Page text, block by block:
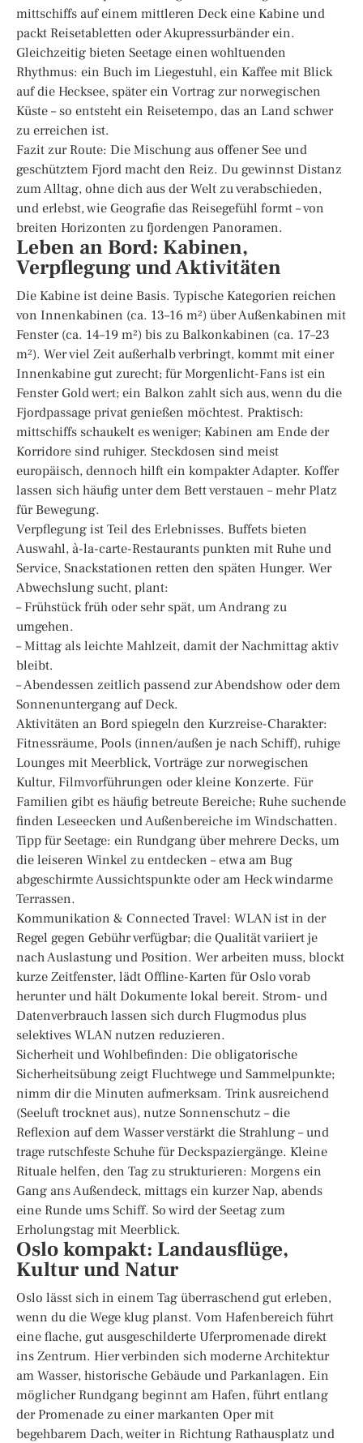
mittschiffs auf einem mittleren Deck eine Kabine und
packt Reisetabletten oder Akupressurbänder ein.
Gleichzeitig bieten Seetage einen wohltuenden
Rhythmus: ein Buch im Liegestuhl, ein Kaffee mit Blick
auf die Hecksee, später ein Vortrag zur norwegischen
Küste – so entsteht ein Reisetempo, das an Land schwer
zu erreichen ist.
Fazit zur Route: Die Mischung aus offener See und
geschütztem Fjord macht den Reiz. Du gewinnst Distanz
zum Alltag, ohne dich aus der Welt zu verabschieden,
und erlebst, wie Geografie das Reisegefühl formt – von
breiten Horizonten zu fjordengen Panoramen.
Leben an Bord: Kabinen,
Verpflegung und Aktivitäten
Die Kabine ist deine Basis. Typische Kategorien reichen
von Innenkabinen (ca. 13–16 m²) über Außenkabinen mit
Fenster (ca. 14–19 m²) bis zu Balkonkabinen (ca. 17–23
m²). Wer viel Zeit außerhalb verbringt, kommt mit einer
Innenkabine gut zurecht; für Morgenlicht-Fans ist ein
Fenster Gold wert; ein Balkon zahlt sich aus, wenn du die
Fjordpassage privat genießen möchtest. Praktisch:
mittschiffs schaukelt es weniger; Kabinen am Ende der
Korridore sind ruhiger. Steckdosen sind meist
europäisch, dennoch hilft ein kompakter Adapter. Koffer
lassen sich häufig unter dem Bett verstauen – mehr Platz
für Bewegung.
Verpflegung ist Teil des Erlebnisses. Buffets bieten
Auswahl, à-la-carte-Restaurants punkten mit Ruhe und
Service, Snackstationen retten den späten Hunger. Wer
Abwechslung sucht, plant:
– Frühstück früh oder sehr spät, um Andrang zu
umgehen.
– Mittag als leichte Mahlzeit, damit der Nachmittag aktiv
bleibt.
– Abendessen zeitlich passend zur Abendshow oder dem
Sonnenuntergang auf Deck.
Aktivitäten an Bord spiegeln den Kurzreise-Charakter:
Fitnessräume, Pools (innen/außen je nach Schiff), ruhige
Lounges mit Meerblick, Vorträge zur norwegischen
Kultur, Filmvorführungen oder kleine Konzerte. Für
Familien gibt es häufig betreute Bereiche; Ruhe suchende
finden Leseecken und Außenbereiche im Windschatten.
Tipp für Seetage: ein Rundgang über mehrere Decks, um
die leiseren Winkel zu entdecken – etwa am Bug
abgeschirmte Aussichtspunkte oder am Heck windarme
Terrassen.
Kommunikation & Connected Travel: WLAN ist in der
Regel gegen Gebühr verfügbar; die Qualität variiert je
nach Auslastung und Position. Wer arbeiten muss, blockt
kurze Zeitfenster, lädt Offline-Karten für Oslo vorab
herunter und hält Dokumente lokal bereit. Strom- und
Datenverbrauch lassen sich durch Flugmodus plus
selektives WLAN nutzen reduzieren.
Sicherheit und Wohlbefinden: Die obligatorische
Sicherheitsübung zeigt Fluchtwege und Sammelpunkte;
nimm dir die Minuten aufmerksam. Trink ausreichend
(Seeluft trocknet aus), nutze Sonnenschutz – die
Reflexion auf dem Wasser verstärkt die Strahlung – und
trage rutschfeste Schuhe für Deckspaziergänge. Kleine
Rituale helfen, den Tag zu strukturieren: Morgens ein
Gang ans Außendeck, mittags ein kurzer Nap, abends
eine Runde ums Schiff. So wird der Seetag zum
Erholungstag mit Meerblick.
Oslo kompakt: Landausflüge,
Kultur und Natur
Oslo lässt sich in einem Tag überraschend gut erleben,
wenn du die Wege klug planst. Vom Hafenbereich führt
eine flache, gut ausgeschilderte Uferpromenade direkt
ins Zentrum. Hier verbinden sich moderne Architektur
am Wasser, historische Gebäude und Parkanlagen. Ein
möglicher Rundgang beginnt am Hafen, führt entlang
der Promenade zu einer markanten Oper mit
begehbarem Dach, weiter in Richtung Rathausplatz und